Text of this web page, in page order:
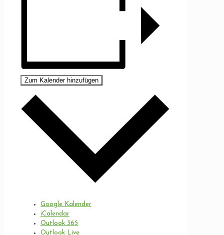
Zum Kalender hinzufügen
Google Kalender
iCalendar
Outlook 365
Outlook Live